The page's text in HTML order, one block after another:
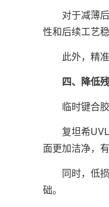
对于减薄后
性和后续工艺稳
此外，精准
四、降低
临时键合胶
复坦希
面更加洁净，
同时，低损
础。